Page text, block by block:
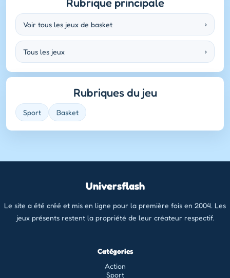
Voir tous les jeux de basket ›
Tous les jeux ›
Rubriques du jeu
Sport Basket
Universflash
Le site a été créé et mis en ligne pour la première fois en 2004. Les
jeux présents restent la propriété de leur créateur respectif.
Catégories
Action
Sport